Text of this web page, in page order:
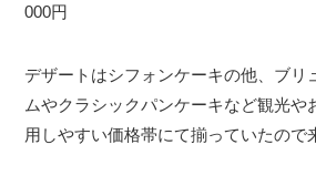
000円
デザートはシフォンケーキの他、ブリ
ムやクラシックパンケーキなど観光や
用しやすい価格帯にて揃っていたので